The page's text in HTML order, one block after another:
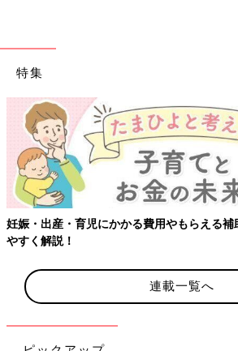
る。
夫は多くを語らないタイプ。だからこそ「
と思うことが1人目の妊娠のときからあり
してくれているのだと思うけど「わかって
ってこないと「本当にどのくらいわかって
る自分がいます。
生まれてみると、想像以上に大変だった育
とくにワンオペ期間。
には「ねぎらいの言葉」や「共感のひと言
疲労感がふっと軽くなるんじゃないかなと
大変な毎日の育児を乗りきる魔法
特集
妊娠・出産・育児にかかる費用やもらえる補
やすく解説！
連載一覧へ